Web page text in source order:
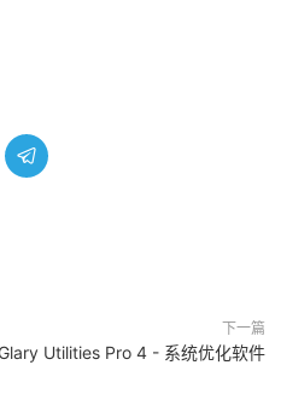

下一篇
Glary Utilities Pro 4 - 系统优化软件